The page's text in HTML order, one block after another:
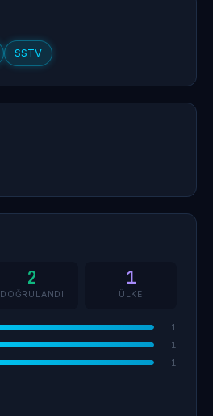
SSTV
2
DOĞRULANDI
1
ÜLKE
1
1
1